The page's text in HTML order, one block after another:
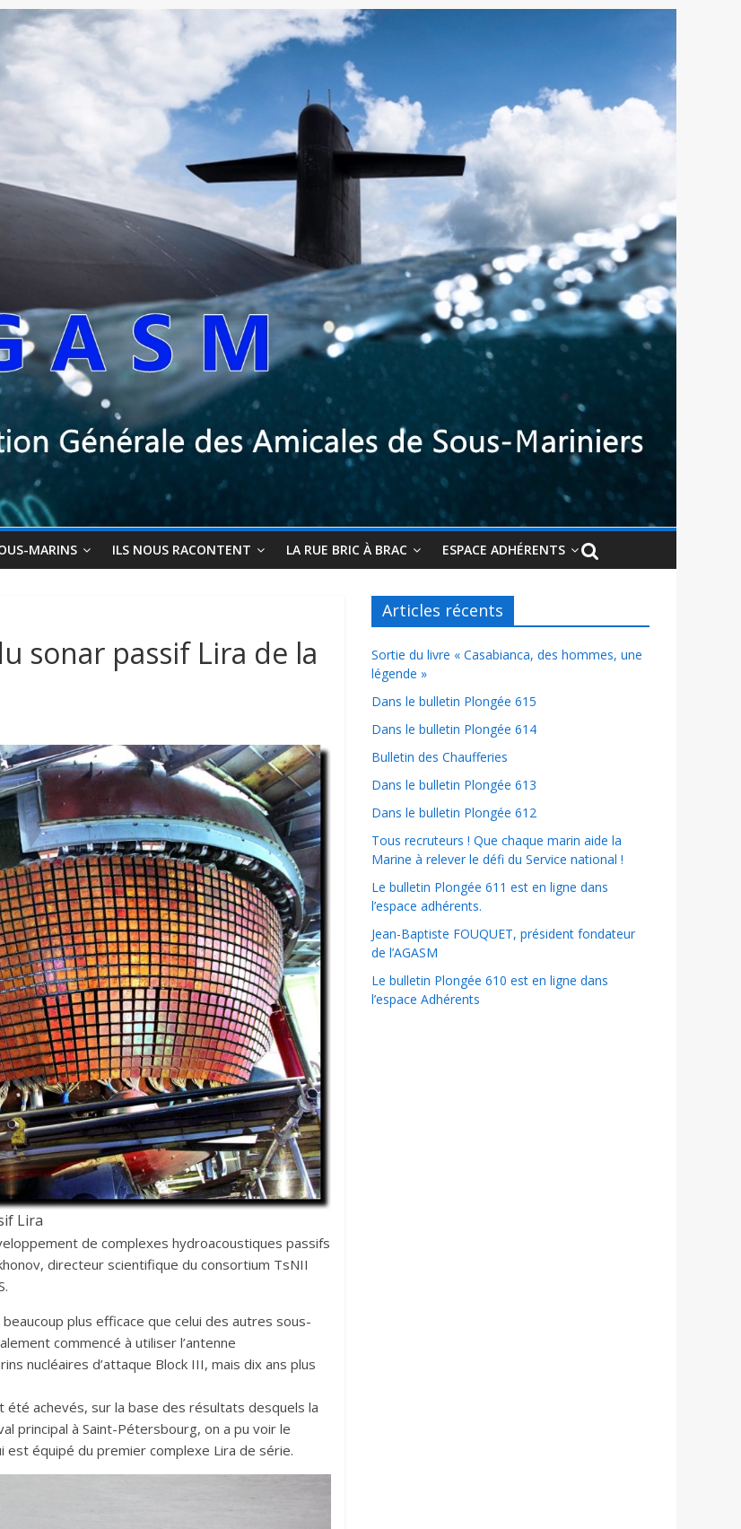
MARINS ILS NOUS RACONTENT LA RUE BRIC À BRAC ESPACE ADHÉRENTS
sonar passif Lira de la
Lira
de complexes hydroacoustiques passifs
directeur scientifique du consortium TsNII
plus efficace que celui des autres sous-
commencé à utiliser l’antenne
nucléaires d’attaque Block III, mais dix ans plus
été achevés, sur la base des résultats desquels la
principal à Saint-Pétersbourg, on a pu voir le
équipé du premier complexe Lira de série.
Articles récents
Sortie du livre « Casabianca, des hommes, une
légende »
Dans le bulletin Plongée 615
Dans le bulletin Plongée 614
Bulletin des Chaufferies
Dans le bulletin Plongée 613
Dans le bulletin Plongée 612
Tous recruteurs ! Que chaque marin aide la
Marine à relever le défi du Service national !
Le bulletin Plongée 611 est en ligne dans
l’espace adhérents.
Jean-Baptiste FOUQUET, président fondateur
de l’AGASM
Le bulletin Plongée 610 est en ligne dans
l’espace Adhérents